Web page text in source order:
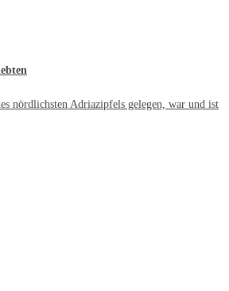
nördlichsten Adriazipfels gelegen, war und ist